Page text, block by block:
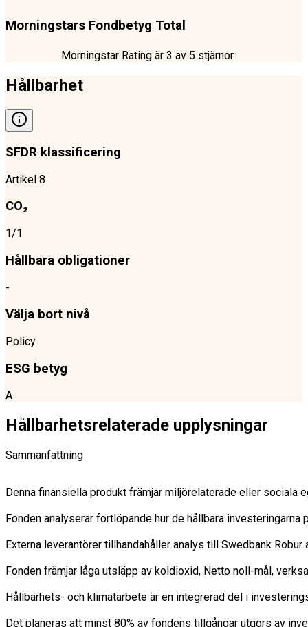
Morningstars Fondbetyg Total
Morningstar Rating är 3 av 5 stjärnor
Hållbarhet
SFDR klassificering
Artikel 8
CO₂
1/1
Hållbara obligationer
-
Välja bort nivå
Policy
ESG betyg
A
Hållbarhetsrelaterade upplysningar
Sammanfattning
Denna finansiella produkt främjar miljörelaterade eller sociala
Fonden analyserar fortlöpande hur de hållbara
Externa leverantörer tillhandahåller analys till Swedbank
Fonden främjar låga utsläpp av koldioxid, Netto noll-mål,
Hållbarhets- och klimatarbete är en integrerad del i
Det planeras att minst 80% av fondens tillgångar utgörs av